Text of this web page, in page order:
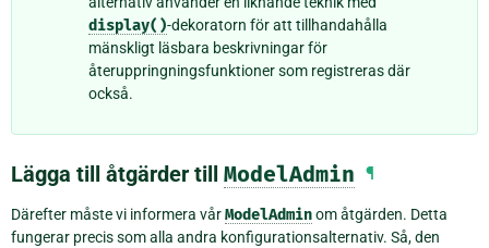
display()-dekoratorn för att tillhandahålla
mänskligt läsbara beskrivningar för
återuppringningsfunktioner som registreras där
också.
Lägga till åtgärder till ModelAdmin ¶
Därefter måste vi informera vårModelAdminom åtgärden. Detta
fungerar precis som alla andra konfigurationsalternativ. Så, den